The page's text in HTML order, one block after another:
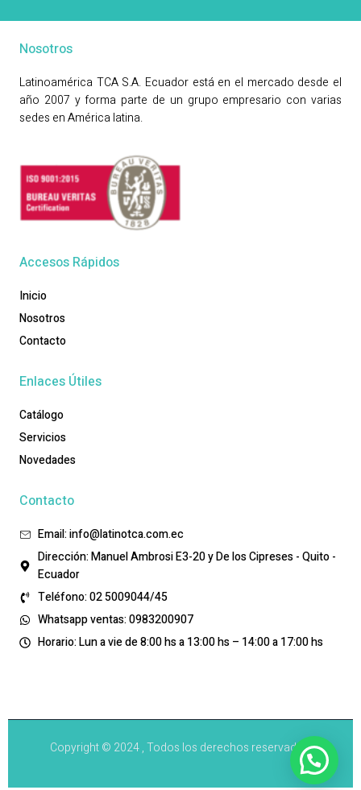
Nosotros
Latinoamérica TCA S.A. Ecuador está en el mercado desde el
año 2007 y forma parte de un grupo empresario con varias
sedes en América latina.
Accesos Rápidos
Inicio
Nosotros
Contacto
Enlaces Útiles
Catálogo
Servicios
Novedades
Contacto
Email: info@latinotca.com.ec
Dirección: Manuel Ambrosi E3-20 y De los Cipreses - Quito -
Ecuador
Teléfono: 02 5009044/45
Whatsapp ventas: 0983200907
Horario: Lun a vie de 8:00 hs a 13:00 hs – 14:00 a 17:00 hs
Copyright © 2024 , Todos los derechos reservados.